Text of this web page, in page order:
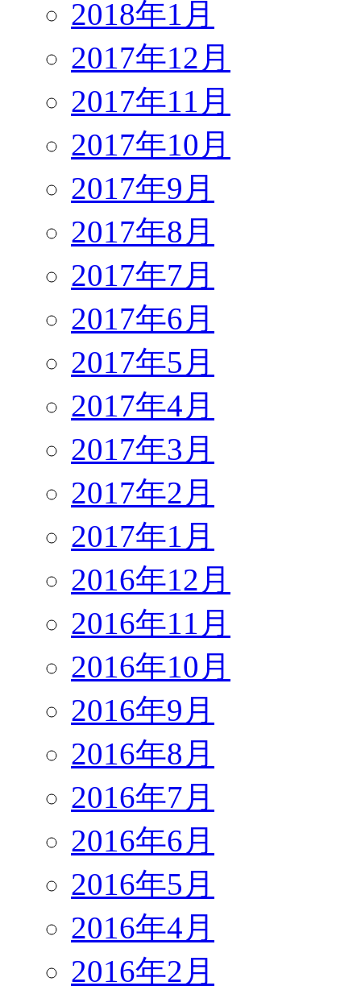
2018年1月
2017年12月
2017年11月
2017年10月
2017年9月
2017年8月
2017年7月
2017年6月
2017年5月
2017年4月
2017年3月
2017年2月
2017年1月
2016年12月
2016年11月
2016年10月
2016年9月
2016年8月
2016年7月
2016年6月
2016年5月
2016年4月
2016年2月